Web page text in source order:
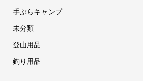
手ぶらキャンプ
未分類
登山用品
釣り用品